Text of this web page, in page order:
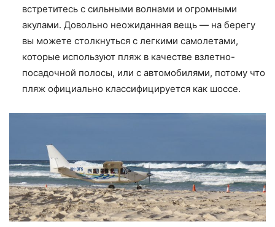
встретитесь с сильными волнами и огромными
акулами. Довольно неожиданная вещь — на берегу
вы можете столкнуться с легкими самолетами,
которые используют пляж в качестве взлетно-
посадочной полосы, или с автомобилями, потому что
пляж официально классифицируется как шоссе.